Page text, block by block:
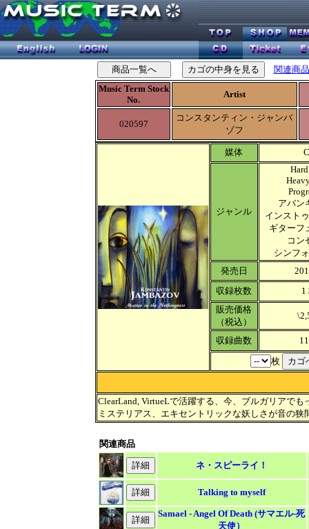
関連商
Music Term Stock
No.
Artist
020597
コンスタンティン・ジャンバ
ゾフ
媒体
ジャンル
アバン
インスト
ギターフ
コン
シンフ
発売日
収録枚数
1
販売価格
（税込）
収録曲数
枚
ClearLand, VirtueLで活躍する、今、ブルガリアで
ミステリアス、エキセントリックな妖しさが音の
関連商品
ネ・スピーライ！
Talking to myself
Samael - Angel Of Death (サマエル-死
天使）